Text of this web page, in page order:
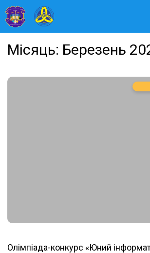
Місяць: Березень
Олімпіада-конкурс «Юний